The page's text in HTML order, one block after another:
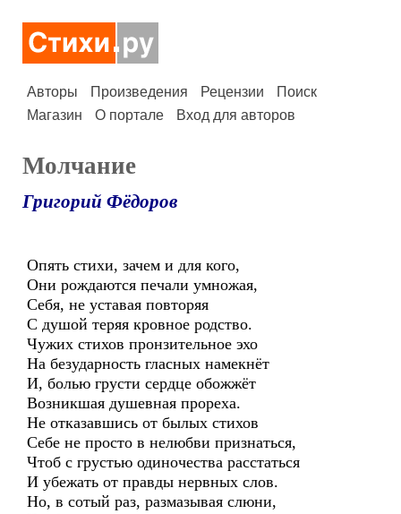
Авторы Произведения Рецензии
Поиск
Магазин
О портале Вход для авторов
Молчание
Григорий Фёдоров
Опять стихи, зачем и для кого,
Они рождаются печали умножая,
Себя, не уставая повторяя
С душой теряя кровное родство.
Чужих стихов пронзительное эхо
На безударность гласных намекнёт
И, болью грусти сердце обожжёт
Возникшая душевная прореха.
Не отказавшись от былых стихов
Себе не просто в нелюбви признаться,
Чтоб с грустью одиночества расстаться
И убежать от правды нервных слов.
Но, в сотый раз, размазывая слюни,